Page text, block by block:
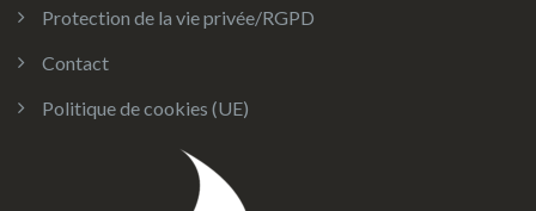
Protection de la vie privée/RGPD
Contact
Politique de cookies (UE)